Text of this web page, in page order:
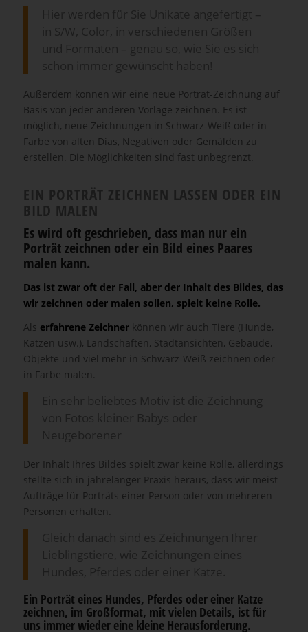
Außerdem können wir eine neue Porträt-Zeichnung auf
Basis von jeder anderen Vorlage zeichnen. Es ist
möglich, neue Zeichnungen in Schwarz-Weiß oder in
Farbe von alten Dias, Negativen oder Gemälden zu
erstellen. Die Möglichkeiten sind fast unbegrenzt.
EIN PORTRÄT ZEICHNEN LASSEN ODER EIN
BILD MALEN
Es wird oft geschrieben, dass man nur ein
Porträt zeichnen oder ein Bild eines Paares
malen kann.
Das ist zwar oft der Fall, aber der Inhalt des Bildes, das
wir zeichnen oder malen sollen, spielt keine Rolle.
Als erfahrene Zeichnerkönnen wir auch Tiere (Hunde,
Katzen usw.), Landschaften, Stadtansichten, Gebäude,
Objekte und viel mehr in Schwarz-Weiß zeichnen oder
in Farbe malen.
Der Inhalt Ihres Bildes spielt zwar keine Rolle, allerdings
stellte sich in jahrelanger Praxis heraus, dass wir meist
Aufträge für Porträts einer Person oder von mehreren
Personen erhalten.
Ein Porträt eines Hundes, Pferdes oder einer Katze
zeichnen, im Großformat, mit vielen Details, ist für
uns immer wieder eine kleine Herausforderung.